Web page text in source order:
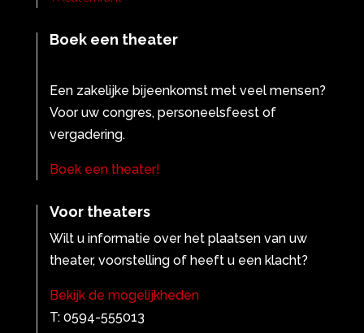
Boek een theater
Een zakelijke bijeenkomst met veel mensen?
Voor uw congres, personeelsfeest of
vergadering.
Boek een theater!
Voor theaters
Wilt u informatie over het plaatsen van uw
theater, voorstelling of heeft u een klacht?
Bekijk de mogelijkheden
T: 0594-555013